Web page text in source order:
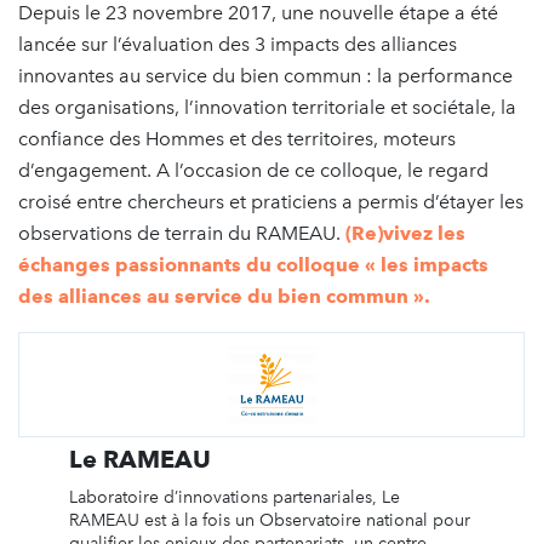
Depuis le 23 novembre 2017, une nouvelle étape a été
lancée sur l’évaluation des 3 impacts des alliances
innovantes au service du bien commun : la performance
des organisations, l’innovation territoriale et sociétale, la
confiance des Hommes et des territoires, moteurs
d’engagement. A l’occasion de ce colloque, le regard
croisé entre chercheurs et praticiens a permis d’étayer les
observations de terrain du RAMEAU. (Re)vivez les
échanges passionnants du colloque « les impacts
des alliances au service du bien commun ».
Le RAMEAU
Laboratoire d’innovations partenariales, Le
RAMEAU est à la fois un Observatoire national pour